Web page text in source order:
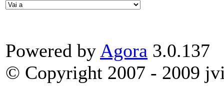
Powered by Agora 3.0.137
© Copyright 2007 - 2009